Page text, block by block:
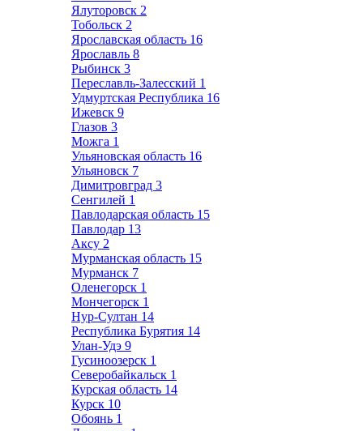
Ялуторовск 2
Тобольск 2
Ярославская область 16
Ярославль 8
Рыбинск 3
Переславль-Залесский 1
Удмуртская Республика 16
Ижевск 9
Глазов 3
Можга 1
Ульяновская область 16
Ульяновск 7
Димитровград 3
Сенгилей 1
Павлодарская область 15
Павлодар 13
Аксу 2
Мурманская область 15
Мурманск 7
Оленегорск 1
Мончегорск 1
Нур-Султан 14
Республика Бурятия 14
Улан-Удэ 9
Гусиноозерск 1
Северобайкальск 1
Курская область 14
Курск 10
Обоянь 1